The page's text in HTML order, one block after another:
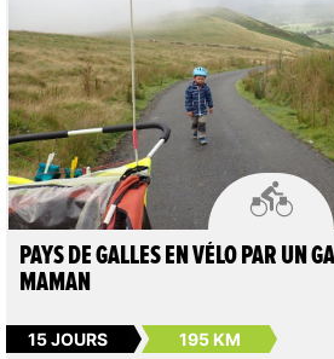

PAYS DE GALLES EN VÉLO PAR UN
MAMAN
15 JOURS 195 KM